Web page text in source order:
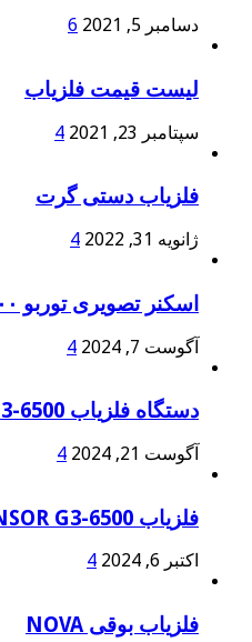
دسامبر 5, 2021 6
لیست قیمت فلزیاب
سپتامبر 23, 2021 4
فلزیاب دستی گرت
ژانویه 31, 2022 4
اسکنر تصویری توربو ۲۰۰۰۰
آگوست 7, 2024 4
دستگاه فلزیاب SUPER SENSOR G3-6500
آگوست 21, 2024 4
فلزیاب SUPER SENSOR G3-6500
اکتبر 6, 2024 4
فلزیاب بوقی NOVA